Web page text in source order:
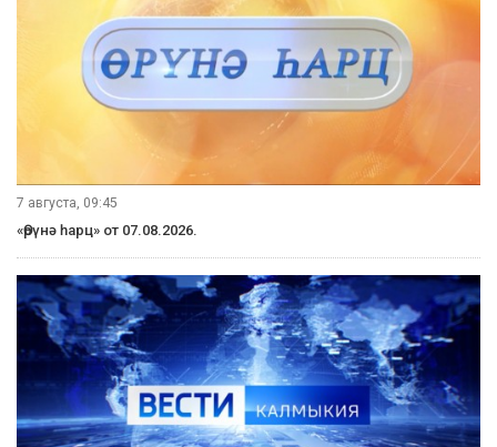
7 августа, 09:45
«Өрүнә һарц» от 07.08.2026.